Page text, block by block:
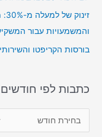
והמשמעויות עבור
בורסות הקריפטו
כתבות לפי חודשים
ת